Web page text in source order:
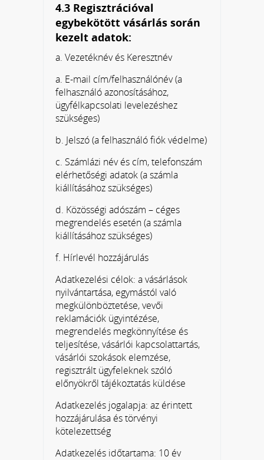
4.3 Regisztrációval
egybekötött vásárlás során
kezelt adatok:
a. Vezetéknév és Keresztnév
a. E-mail cím/felhasználónév (a
felhasználó azonosításához,
ügyfélkapcsolati levelezéshez
szükséges)
b. Jelszó (a felhasználó fiók védelme)
c. Számlázi név és cím, telefonszám
elérhetőségi adatok (a számla
kiállításához szükséges)
d. Közösségi adószám – céges
megrendelés esetén (a számla
kiállításához szükséges)
f. Hírlevél hozzájárulás
Adatkezelési célok: a vásárlások
nyilvántartása, egymástól való
megkülönböztetése, vevői
reklamációk ügyintézése,
megrendelés megkönnyítése és
teljesítése, vásárlói kapcsolattartás,
vásárlói szokások elemzése,
regisztrált ügyfeleknek szóló
előnyökről tájékoztatás küldése
Adatkezelés jogalapja: az érintett
hozzájárulása és törvényi
kötelezettség
Adatkezelés időtartama: 10 év